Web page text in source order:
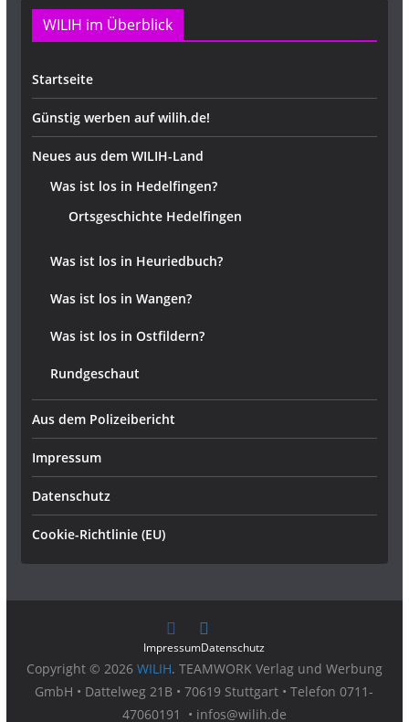
WILIH im Überblick
Startseite
Günstig werben auf wilih.de!
Neues aus dem WILIH-Land
Was ist los in Hedelfingen?
Ortsgeschichte Hedelfingen
Was ist los in Heuriedbuch?
Was ist los in Wangen?
Was ist los in Ostfildern?
Rundgeschaut
Aus dem Polizeibericht
Impressum
Datenschutz
Cookie-Richtlinie (EU)
ImpressumDatenschutz
Copyright © 2026 WILIH. TEAMWORK Verlag und Werbung
GmbH • Dattelweg 21B • 70619 Stuttgart • Telefon 0711-
47060191 • infos@wilih.de